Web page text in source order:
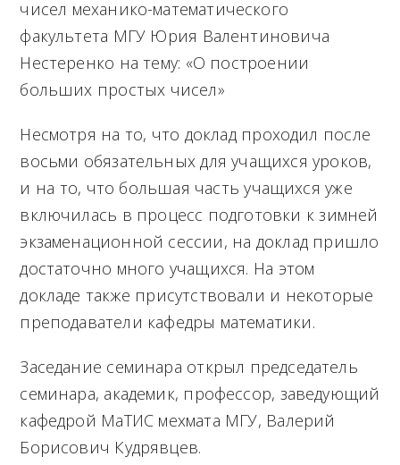
чисел механико-математического
факультета МГУ Юрия Валентиновича
Нестеренко на тему: «О построении
больших простых чисел»
Несмотря на то, что доклад проходил после
восьми обязательных для учащихся уроков,
и на то, что большая часть учащихся уже
включилась в процесс подготовки к зимней
экзаменационной сессии, на доклад пришло
достаточно много учащихся. На этом
докладе также присутствовали и некоторые
преподаватели кафедры математики.
Заседание семинара открыл председатель
семинара, академик, профессор, заведующий
кафедрой МаТИС мехмата МГУ, Валерий
Борисович Кудрявцев.